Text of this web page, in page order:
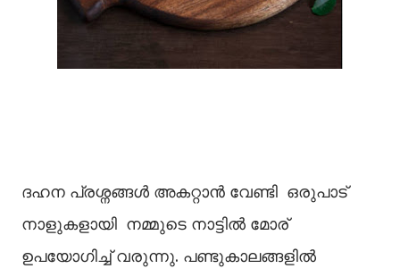
ദഹന പ്രശ്നങ്ങൾ അകറ്റാൻ വേണ്ടി ഒരുപാട്
നാളുകളായി നമ്മുടെ നാട്ടിൽ മോര്
ഉപയോഗിച്ച് വരുന്നു. പണ്ടുകാലങ്ങളിൽ